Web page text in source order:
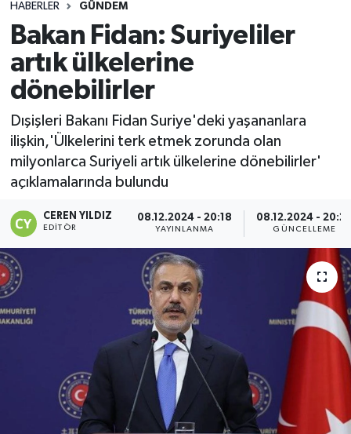
HABERLER GÜNDEM
Bakan Fidan: Suriyeliler
artık ülkelerine
dönebilirler
Dışişleri Bakanı Fidan Suriye'deki yaşananlara
ilişkin,'Ülkelerini terk etmek zorunda olan
milyonlarca Suriyeli artık ülkelerine dönebilirler'
açıklamalarında bulundu
CEREN YILDIZ
EDITÖR
08.12.2024 - 20:18
YAYINLANMA
08.12.2024 -
GÜNCELLEME
Atamalar
Mevzuat
Sendika
Kpss - Sınav
Tüm Manşetler
Son Dakika Haberleri
Haber Arşivi